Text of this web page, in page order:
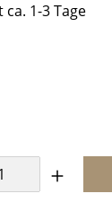
ca. 1-3 Tage
Anzahl: